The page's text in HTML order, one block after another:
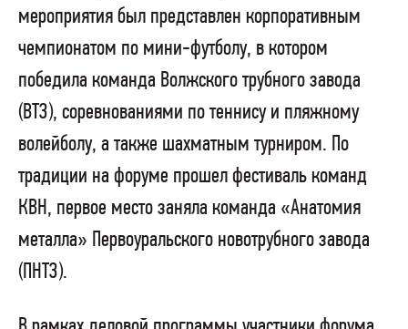
мероприятия был представлен корпоративным
чемпионатом по мини-футболу, в котором
победила команда Волжского трубного завода
(ВТЗ), соревнованиями по теннису и пляжному
волейболу, а также шахматным турниром. По
традиции на форуме прошел фестиваль команд
КВН, первое место заняла команда «Анатомия
металла» Первоуральского новотрубного завода
(ПНТЗ).